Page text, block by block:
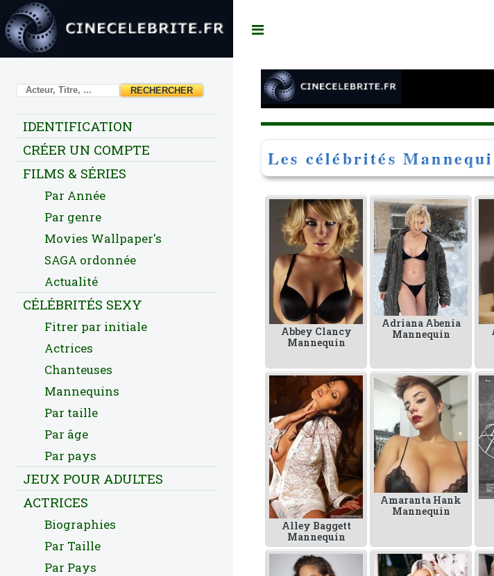
Les célébrités
Abbey Clancy
Mannequin
Adriana Abenia
Mannequin
Alley Baggett
Mannequin
Amaranta Hank
Mannequin
IDENTIFICATION
CRÉER UN COMPTE
FILMS & SÉRIES
Par Année
Par genre
Movies Wallpaper's
SAGA ordonnée
Actualité
CÉLÉBRITÉS SEXY
Fitrer par initiale
Actrices
Chanteuses
Mannequins
Par taille
Par âge
Par pays
JEUX POUR ADULTES
ACTRICES
Biographies
Par Taille
Par Pays